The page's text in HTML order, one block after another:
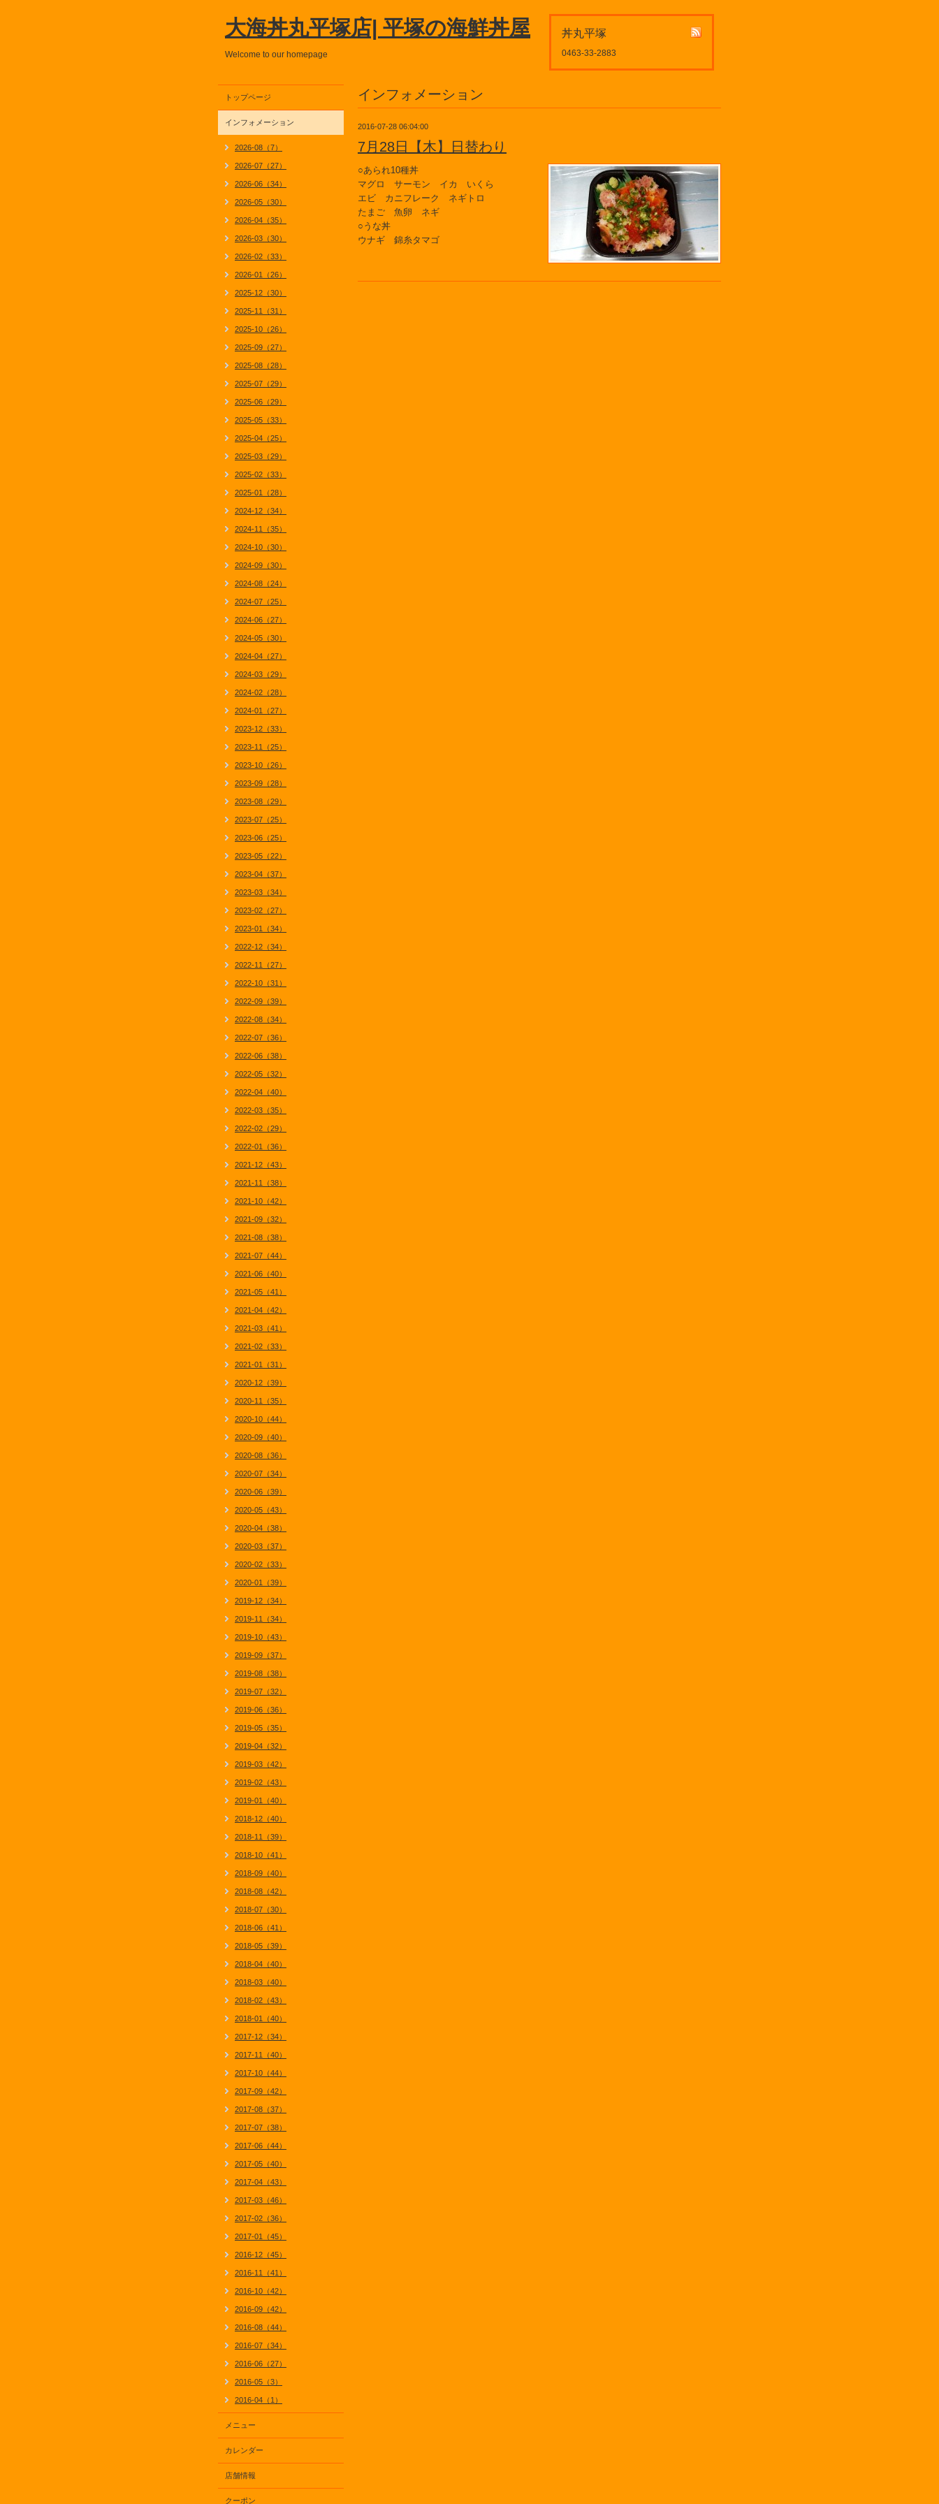
丼丸平塚
0463-33-2883
大海丼丸平塚店| 平塚の海鮮丼屋
Welcome to our homepage
インフォメーション
2016-07-28 06:04:00
7月28日【木】日替わり
○あられ10種丼
マグロ サーモン イカ いくら
エビ カニフレーク ネギトロ
たまご 魚卵 ネギ
○うな丼
ウナギ 錦糸タマゴ
トップページ
インフォメーション
2026-08（7）
2026-07（27）
2026-06（34）
2026-05（30）
2026-04（35）
2026-03（30）
2026-02（33）
2026-01（26）
2025-12（30）
2025-11（31）
2025-10（26）
2025-09（27）
2025-08（28）
2025-07（29）
2025-06（29）
2025-05（33）
2025-04（25）
2025-03（29）
2025-02（33）
2025-01（28）
2024-12（34）
2024-11（35）
2024-10（30）
2024-09（30）
2024-08（24）
2024-07（25）
2024-06（27）
2024-05（30）
2024-04（27）
2024-03（29）
2024-02（28）
2024-01（27）
2023-12（33）
2023-11（25）
2023-10（26）
2023-09（28）
2023-08（29）
2023-07（25）
2023-06（25）
2023-05（22）
2023-04（37）
2023-03（34）
2023-02（27）
2023-01（34）
2022-12（34）
2022-11（27）
2022-10（31）
2022-09（39）
2022-08（34）
2022-07（36）
2022-06（38）
2022-05（32）
2022-04（40）
2022-03（35）
2022-02（29）
2022-01（36）
2021-12（43）
2021-11（38）
2021-10（42）
2021-09（32）
2021-08（38）
2021-07（44）
2021-06（40）
2021-05（41）
2021-04（42）
2021-03（41）
2021-02（33）
2021-01（31）
2020-12（39）
2020-11（35）
2020-10（44）
2020-09（40）
2020-08（36）
2020-07（34）
2020-06（39）
2020-05（43）
2020-04（38）
2020-03（37）
2020-02（33）
2020-01（39）
2019-12（34）
2019-11（34）
2019-10（43）
2019-09（37）
2019-08（38）
2019-07（32）
2019-06（36）
2019-05（35）
2019-04（32）
2019-03（42）
2019-02（43）
2019-01（40）
2018-12（40）
2018-11（39）
2018-10（41）
2018-09（40）
2018-08（42）
2018-07（30）
2018-06（41）
2018-05（39）
2018-04（40）
2018-03（40）
2018-02（43）
2018-01（40）
2017-12（34）
2017-11（40）
2017-10（44）
2017-09（42）
2017-08（37）
2017-07（38）
2017-06（44）
2017-05（40）
2017-04（43）
2017-03（46）
2017-02（36）
2017-01（45）
2016-12（45）
2016-11（41）
2016-10（42）
2016-09（42）
2016-08（44）
2016-07（34）
2016-06（27）
2016-05（3）
2016-04（1）
メニュー
カレンダー
店舗情報
クーポン